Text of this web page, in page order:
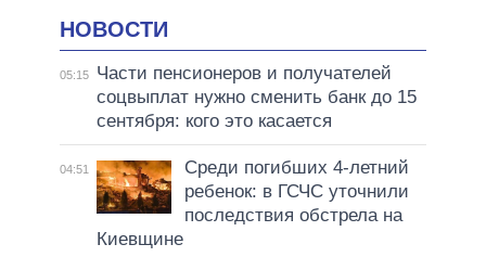
НОВОСТИ
05:15
Части пенсионеров и получателей
соцвыплат нужно сменить банк до 15
сентября: кого это касается
04:51
Среди погибших 4-летний
ребенок: в ГСЧС уточнили
последствия обстрела на
Киевщине